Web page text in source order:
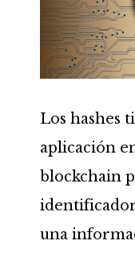
Los hashes
aplicación
blockchain
una